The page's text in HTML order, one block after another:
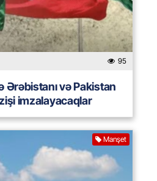
95
Ərəbistanı və Pakistan
imzalayacaqlar
Manşet